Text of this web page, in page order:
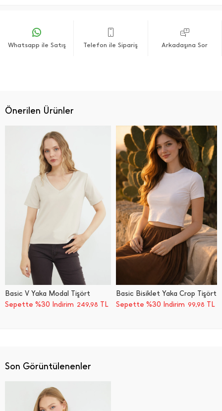
Whatsapp ile Satış Telefon ile Sipariş Arkadaşına Sor
Önerilen Ürünler
Basic V Yaka Modal Tişört
Sepette %30 İndirim 249,98 TL
Basic Bisiklet Yaka Crop Tişört
Sepette %30 İndirim 99,98 TL
Son Görüntülenenler